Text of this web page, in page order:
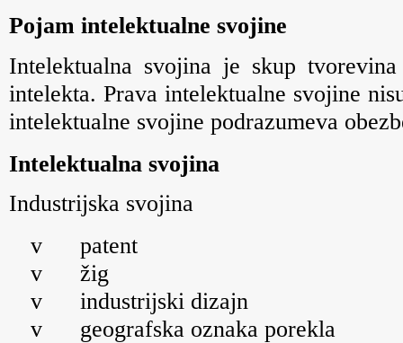
Pojam intelektualne svojine
Intelektualna svojina je skup
intelekta. Prava intelektualne svojine
intelektualne svojine podrazumeva
Intelektualna svojina
Industrijska svojina
v
patent
v
žig
v
industrijski dizajn
v
geografska oznaka porekla